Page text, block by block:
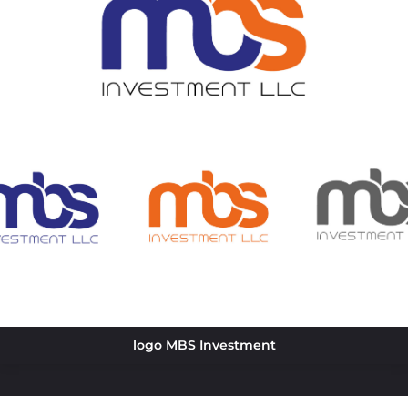
logo MBS Investment